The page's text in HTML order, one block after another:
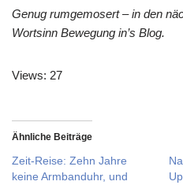
Genug rumgemosert – in den
Wortsinn Bewegung in’s Blog.
Views: 27
Ähnliche Beiträge
Zeit-Reise: Zehn Jahre
keine Armbanduhr, und